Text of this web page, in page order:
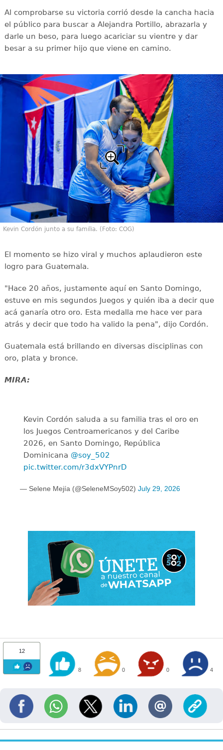
Al comprobarse su victoria corrió desde la cancha hacia
el público para buscar a Alejandra Portillo, abrazarla y
darle un beso, para luego acariciar su vientre y dar
besar a su primer hijo que viene en camino.
Kevin Cordón junto a su familia. (Foto: COG)
El momento se hizo viral y muchos aplaudieron este
logro para Guatemala.
"Hace 20 años, justamente aquí en Santo Domingo,
estuve en mis segundos Juegos y quién iba a decir que
acá ganaría otro oro. Esta medalla me hace ver para
atrás y decir que todo ha valido la pena", dijo Cordón.
Guatemala está brillando en diversas disciplinas con
oro, plata y bronce.
MIRA:
Kevin Cordón saluda a su familia tras el oro en
los Juegos Centroamericanos y del Caribe
2026, en Santo Domingo, República
Dominicana @soy_502
pic.twitter.com/r3dxVYPnrD
— Selene Mejía (@SeleneMSoy502) July 29, 2026
12
8 0 0 4